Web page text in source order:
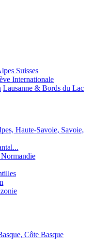
Suisses
Internationale
Lausanne & Bords du Lac
Haute-Savoie, Savoie,
Côte Basque